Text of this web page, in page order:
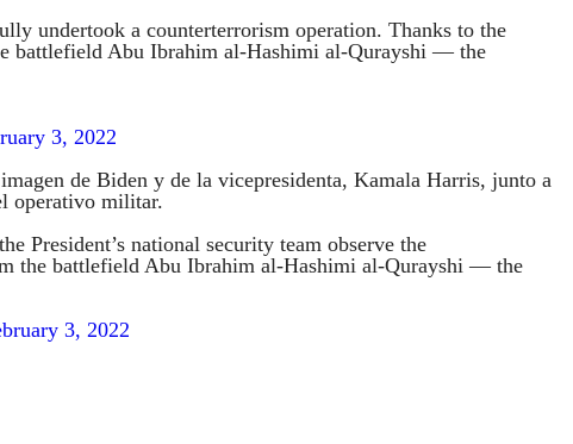
undertook a counterterrorism operation. Thanks to the
battlefield Abu Ibrahim al-Hashimi al-Qurayshi — the
3, 2022
de Biden y de la vicepresidenta, Kamala Harris, junto a
operativo militar.
President’s national security team observe the
the battlefield Abu Ibrahim al-Hashimi al-Qurayshi — the
3, 2022